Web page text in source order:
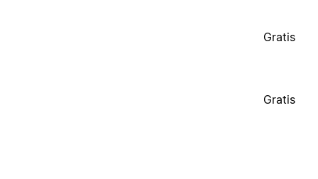
Gratis
Gratis